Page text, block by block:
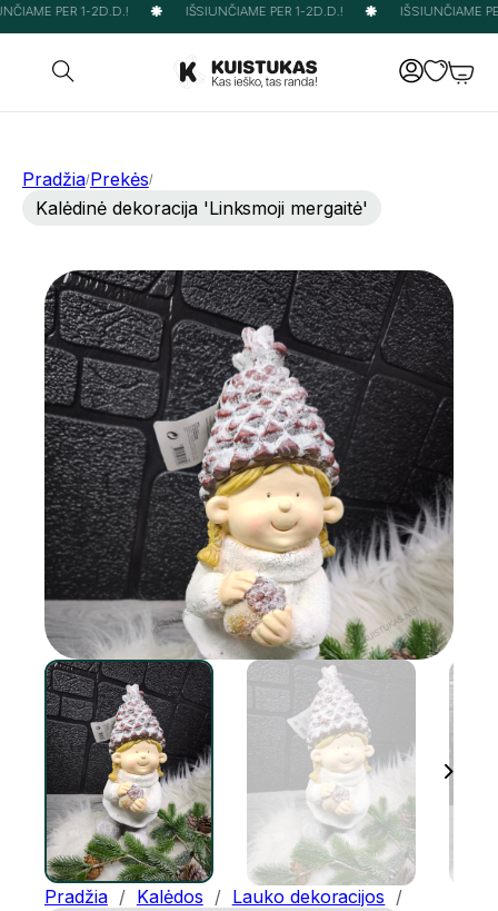
PER 1-2D.D.! IŠSIUNČIAME PER 1-2D.D.! IŠSIUNČIAME
Pradžia/Prekės/
Kalėdinė dekoracija 'Linksmoji mergaitė'
Pradžia / Kalėdos / Lauko dekoracijos /